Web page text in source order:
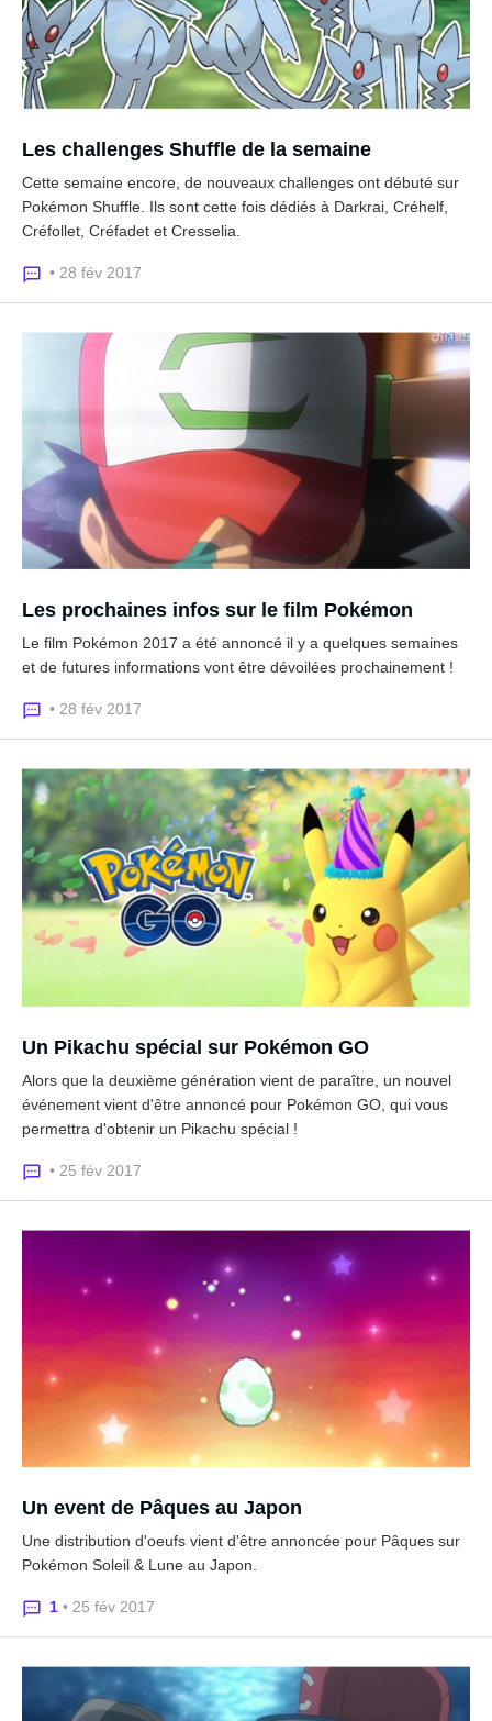
Les challenges Shuffle de la semaine
Cette semaine encore, de nouveaux challenges ont débuté sur
Pokémon Shuffle. Ils sont cette fois dédiés à Darkrai, Créhelf,
Créfollet, Créfadet et Cresselia.
• 28 fév 2017
Les prochaines infos sur le film Pokémon
Le film Pokémon 2017 a été annoncé il y a quelques semaines
et de futures informations vont être dévoilées prochainement !
• 28 fév 2017
Un Pikachu spécial sur Pokémon GO
Alors que la deuxième génération vient de paraître, un nouvel
événement vient d'être annoncé pour Pokémon GO, qui vous
permettra d'obtenir un Pikachu spécial !
• 25 fév 2017
Un event de Pâques au Japon
Une distribution d'oeufs vient d'être annoncée pour Pâques sur
Pokémon Soleil & Lune au Japon.
1 • 25 fév 2017